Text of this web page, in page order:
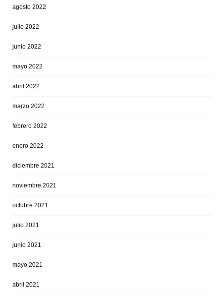
agosto 2022
julio 2022
junio 2022
mayo 2022
abril 2022
marzo 2022
febrero 2022
enero 2022
diciembre 2021
noviembre 2021
octubre 2021
julio 2021
junio 2021
mayo 2021
abril 2021